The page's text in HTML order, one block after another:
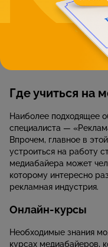
Умение планировать;
Исполнительность;
Где учиться на
Наиболее подходящее
специалиста —
Впрочем, главное в
устроиться на работу
медиабайера может
которому интересно
рекламная индустрия.
Онлайн-курсы
Необходимые знания
курсах медиабайеров,